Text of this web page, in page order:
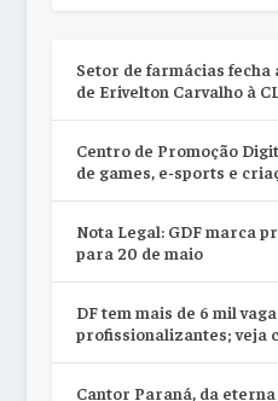
Setor de farmácias
de Erivelton Carvalho à
Centro de Promoção
de games, e-sports e
Nota Legal: GDF marca
para 20 de maio
DF tem mais de 6 mil
profissionalizantes; veja
Cantor Paraná, da eterna